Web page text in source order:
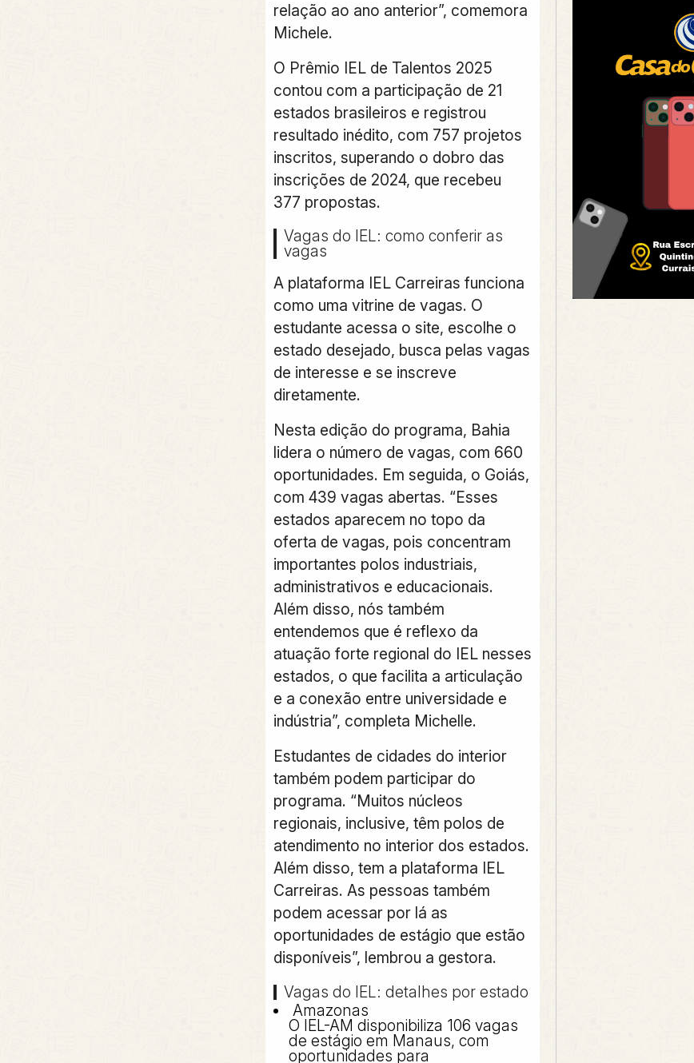
relação ao ano anterior”, comemora
Michele.
O Prêmio IEL de Talentos 2025
contou com a participação de 21
estados brasileiros e registrou
resultado inédito, com 757 projetos
inscritos, superando o dobro das
inscrições de 2024, que recebeu
377 propostas.
Vagas do IEL: como conferir as
vagas
A plataforma IEL Carreiras funciona
como uma vitrine de vagas. O
estudante acessa o site, escolhe o
estado desejado, busca pelas vagas
de interesse e se inscreve
diretamente.
Nesta edição do programa, Bahia
lidera o número de vagas, com 660
oportunidades. Em seguida, o Goiás,
com 439 vagas abertas. “Esses
estados aparecem no topo da
oferta de vagas, pois concentram
importantes polos industriais,
administrativos e educacionais.
Além disso, nós também
entendemos que é reflexo da
atuação forte regional do IEL nesses
estados, o que facilita a articulação
e a conexão entre universidade e
indústria”, completa Michelle.
Estudantes de cidades do interior
também podem participar do
programa. “Muitos núcleos
regionais, inclusive, têm polos de
atendimento no interior dos estados.
Além disso, tem a plataforma IEL
Carreiras. As pessoas também
podem acessar por lá as
oportunidades de estágio que estão
disponíveis”, lembrou a gestora.
Vagas do IEL: detalhes por estado
Amazonas
O IEL-AM disponibiliza 106 vagas
de estágio em Manaus, com
oportunidades para